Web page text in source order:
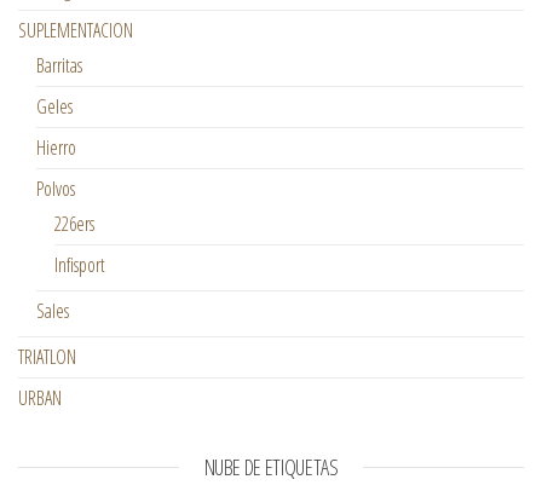
SUPLEMENTACION
Barritas
Geles
Hierro
Polvos
226ers
Infisport
Sales
TRIATLON
URBAN
NUBE DE ETIQUETAS